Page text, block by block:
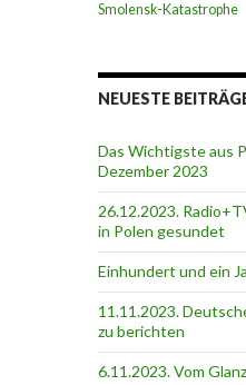
Smolensk-Katastrophe
NEUESTE
Das Wichtigste aus
Dezember 2023
26.12.2023.
in Polen gesundet
Einhundert und ein
11.11.2023.
zu berichten
6.11.2023. Vom